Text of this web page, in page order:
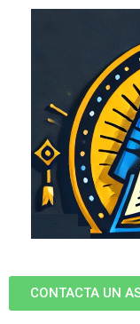
CONTACTA UN